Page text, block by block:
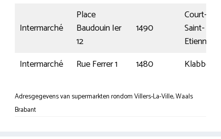
Intermarché
Place
Baudouin Ier
12
1490
Court-
Saint-
Etienne
Intermarché
Rue Ferrer 1 1480 Klabbeek
Adresgegevens van supermarkten rondom Villers-La-Ville, Waals
Brabant